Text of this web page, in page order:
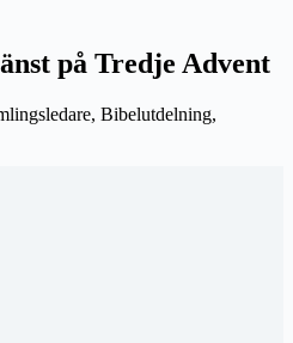
på Tredje Advent
Bibelutdelning,